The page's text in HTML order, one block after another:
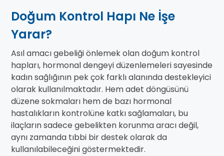
Doğum Kontrol Hapı Ne İşe
Yarar?
Asıl amacı gebeliği önlemek olan doğum kontrol
hapları, hormonal dengeyi düzenlemeleri sayesinde
kadın sağlığının pek çok farklı alanında destekleyici
olarak kullanılmaktadır. Hem adet döngüsünü
düzene sokmaları hem de bazı hormonal
hastalıkların kontrolüne katkı sağlamaları, bu
ilaçların sadece gebelikten korunma aracı değil,
aynı zamanda tıbbi bir destek olarak da
kullanılabileceğini göstermektedir.